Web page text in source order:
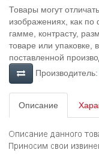
Товары могут
изображениях, как по
гамме, контрасту,
товаре или упаковке,
поставленной
Производитель:
Описание